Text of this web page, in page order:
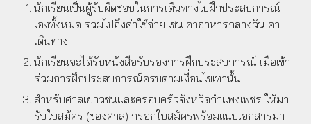
นักเรียนเป็นผู้รับผิดชอบในการเดินทางไปฝึกประสบการณ์
เองทั้งหมด รวมไปถึงค่าใช้จ่าย เช่น ค่าอาหารกลางวัน ค่า
เดินทาง
นักเรียนจะได้รับหนังสือรับรองการฝึกประสบการณ์ เมื่อเข้า
ร่วมการฝึกประสบการณ์ครบตามเงื่อนไขเท่านั้น
สำหรับศาลเยาวชนและครอบครัวจังหวัดกำแพงเพชร ให้มา
รับใบสมัคร (ของศาล) กรอกใบสมัครพร้อมแนบเอกสารมา